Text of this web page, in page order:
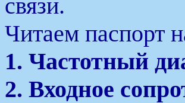
связи.
Читаем паспорт
1. Частотный
2. Входное